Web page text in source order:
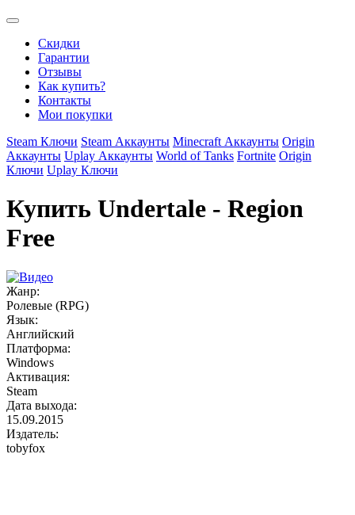
Скидки
Гарантии
Отзывы
Как купить?
Контакты
Мои покупки
Steam Ключи Steam Аккаунты Minecraft Аккаунты Origin
Аккаунты Uplay Аккаунты World of Tanks Fortnite Origin
Ключи Uplay Ключи
Купить Undertale - Region
Free
Жанр:
Ролевые (RPG)
Язык:
Английский
Платформа:
Windows
Активация:
Steam
Дата выхода:
15.09.2015
Издатель:
tobyfox